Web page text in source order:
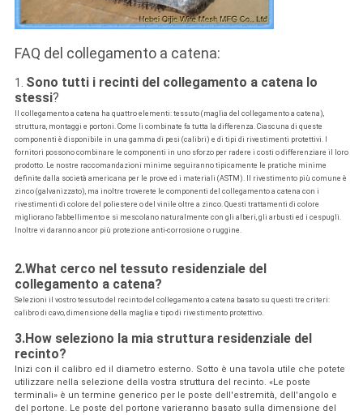
FAQ del collegamento a catena:
1. Sono tutti i recinti del collegamento a catena lo
stessi?
Il collegamento a catena ha quattro elementi: tessuto (maglia del collegamento a catena),
struttura, montaggi e portoni. Come li combinate fa tutta la differenza. Ciascuna di queste
componenti è disponibile in una gamma di pesi (calibri) e di tipi di rivestimenti protettivi. I
fornitori possono combinare le componenti in uno sforzo per radere i costi o differenziare il loro
prodotto. Le nostre raccomandazioni minime seguiranno tipicamente le pratiche minime
definite dalla società americana per le prove ed i materiali (ASTM). Il rivestimento più comune è
zinco (galvanizzato), ma inoltre troverete le componenti del collegamento a catena con i
rivestimenti di colore del poliestere o del vinile oltre a zinco. Questi trattamenti di colore
migliorano l'abbellimento e si mescolano naturalmente con gli alberi, gli arbusti ed i cespugli.
Inoltre vi daranno ancor più protezione anti-corrosione o ruggine.
2.What cerco nel tessuto residenziale del
collegamento a catena?
Selezioni il vostro tessuto del recinto del collegamento a catena basato su questi tre criteri:
calibro di cavo, dimensione della maglia e tipo di rivestimento protettivo.
3.How seleziono la mia struttura residenziale del
recinto?
Inizi con il calibro ed il diametro esterno. Sotto è una tavola utile che potete
utilizzare nella selezione della vostra struttura del recinto. «Le poste
terminali» è un termine generico per le poste dell'estremità, dell'angolo e
del portone. Le poste del portone varieranno basato sulla dimensione del